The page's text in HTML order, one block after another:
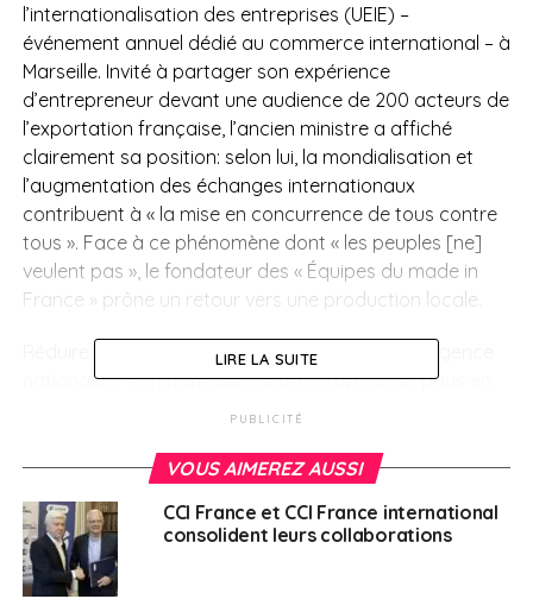
l’internationalisation des entreprises (UEIE) –
événement annuel dédié au commerce international – à
Marseille. Invité à partager son expérience
d’entrepreneur devant une audience de 200 acteurs de
l’exportation française, l’ancien ministre a affiché
clairement sa position: selon lui, la mondialisation et
l’augmentation des échanges internationaux
contribuent à « la mise en concurrence de tous contre
tous ». Face à ce phénomène dont « les peuples [ne]
veulent pas », le fondateur des « Équipes du made in
France » prône un retour vers une production locale.
Réduire les importations constitue ainsi une « urgence
nationale ». « Un pays qui importe trop est un pays en
situation de dépendance » a-t-il souligné.
importations des gouvernements chinois et
Montebourg, mettent les nations en « situation de
fragilité » car « dépendantes de situations qui leur
échappent ». « On voit bien que la bataille mondiale
LIRE LA SUITE
PUBLICITÉ
VOUS AIMEREZ AUSSI
CCI France et CCI France international
consolident leurs collaborations